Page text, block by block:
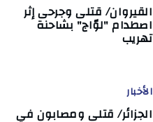
القيروان/ قتلى وجرحى إثر
اصطدام "لوّاج" بشاحنة
تهريب
الأخبار
الجزائر/ قتلى ومصابون في